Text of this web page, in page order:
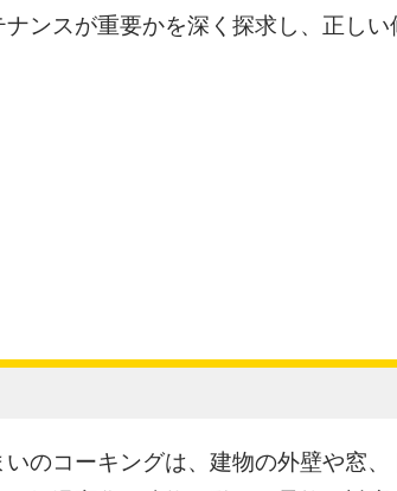
ンスが重要かを深く探求し、正し
のコーキングは、建物の外壁や窓